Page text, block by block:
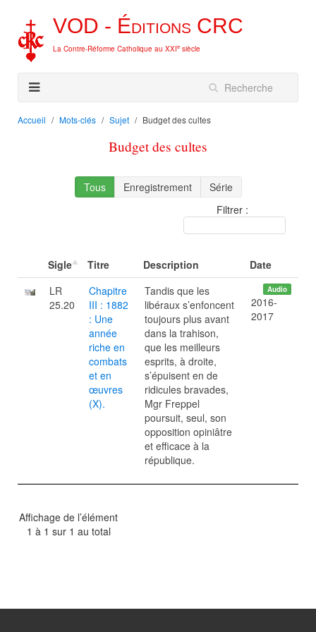
VOD - Éditions CRC
La Contre-Réforme Catholique au XXIe siècle
Accueil Mots-clés Sujet Budget des cultes
Budget des cultes
Tous Enregistrement
Série
Filtrer :
Sigle Titre Description
Date
LR
25.20
Chapitre
III : 1882
: Une
année
riche en
combats
et en
œuvres
(X).
Tandis que les
libéraux s’enfoncent
toujours plus avant
dans la trahison,
que les meilleurs
esprits, à droite,
s’épuisent en de
ridicules bravades,
Mgr Freppel
poursuit, seul, son
opposition opiniâtre
et efficace à la
république.
Audio
2016-
2017
Affichage de l’élément
1 à 1 sur 1 au total